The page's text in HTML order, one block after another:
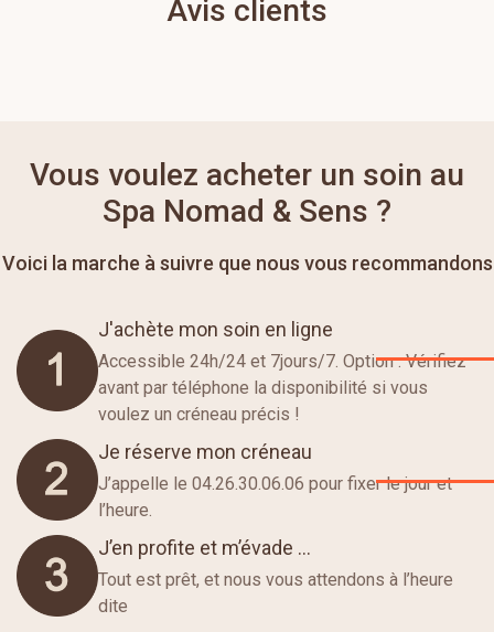
Avis clients
Vous voulez acheter un soin au
Spa Nomad & Sens ?
Voici la marche à suivre que nous vous recommandons
J'achète mon soin en ligne
Accessible 24h/24 et 7jours/7. Option : Vérifiez
avant par téléphone la disponibilité si vous
voulez un créneau précis !
Je réserve mon créneau
J’appelle le 04.26.30.06.06 pour fixer le jour et
l’heure.
J’en profite et m’évade …
Tout est prêt, et nous vous attendons à l’heure
dite